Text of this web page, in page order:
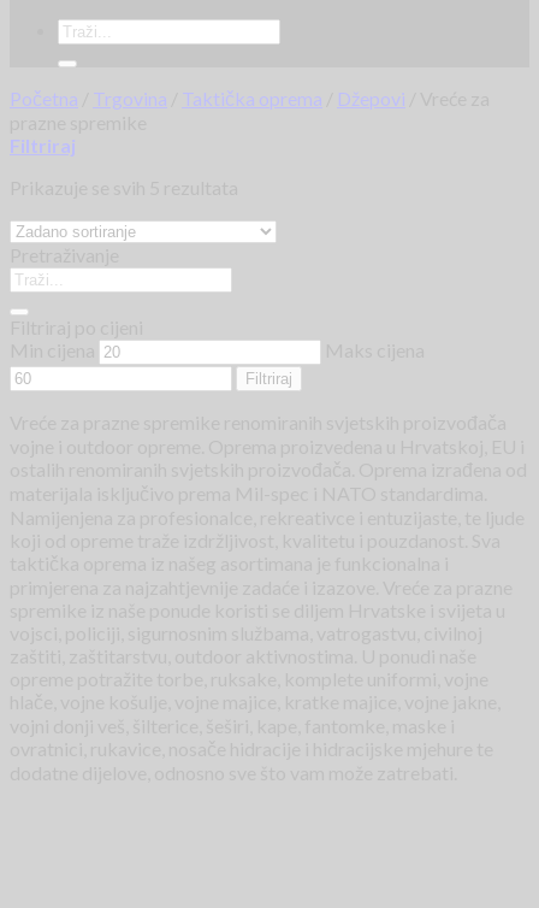
Početna Trgovina Taktička oprema Džepovi
Filtriraj
Filtriraj